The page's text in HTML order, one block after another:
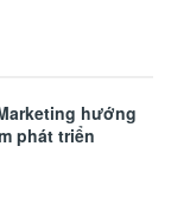
hướng
phát triển